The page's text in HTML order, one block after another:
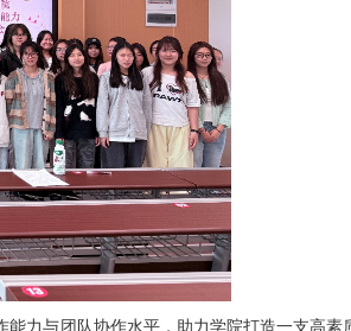
力与团队协作水平，助力学院打造一支高素